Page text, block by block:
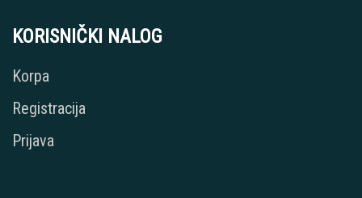
KORISNIČKI NALOG
Korpa
Registracija
Prijava